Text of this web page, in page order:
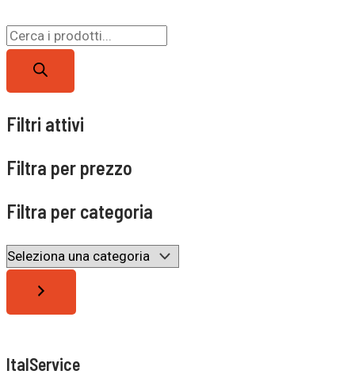
Filtri attivi
Filtra per prezzo
Filtra per categoria
ItalService